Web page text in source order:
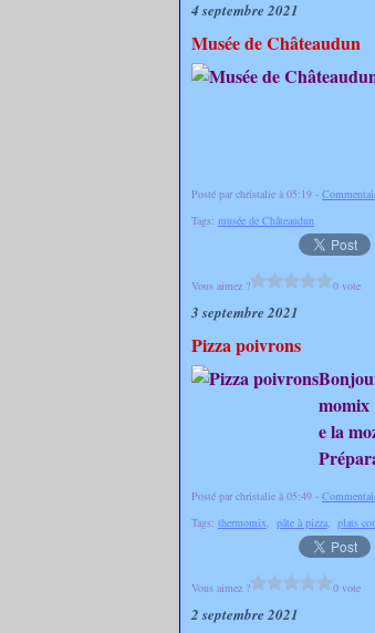
4 septembre 2021
Musée de Châteaudun
Posté par christalie à 05:19 -
Tags: musée de Châteaudun
Vous aimez ? 0 vote
3 septembre 2021
Pizza poivrons
momix
e la
Posté par christalie à 05:49 -
Tags: thermomix, pâte à pizza, plats
Vous aimez ? 0 vote
2 septembre 2021